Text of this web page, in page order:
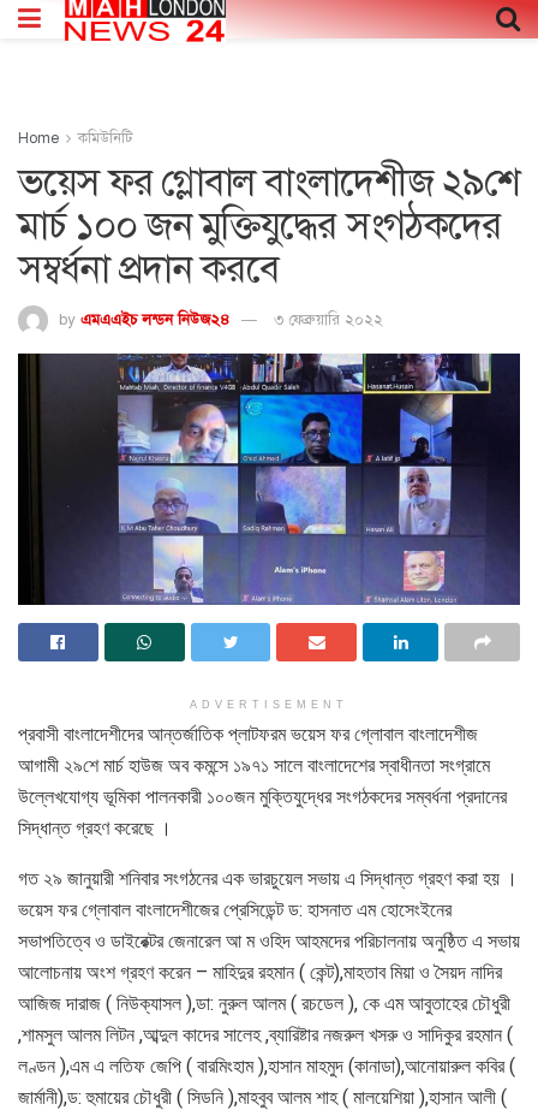
Home কমিউনিটি
ভয়েস ফর গ্লোবাল বাংলাদেশীজ ২৯শে
মার্চ ১০০ জন মুক্তিযুদ্ধের সংগঠকদের
সম্বর্ধনা প্রদান করবে
by এমএএইচ লন্ডন নিউজ২৪ ৩ ফেব্রুয়ারি ২০২২
ADVERTISEMENT
প্রবাসী বাংলাদেশীদের আন্তর্জাতিক প্লাটফরম ভয়েস ফর গ্লোবাল বাংলাদেশীজ
আগামী ২৯শে মার্চ হাউজ অব কমন্সে ১৯৭১ সালে বাংলাদেশের স্বাধীনতা সংগ্রামে
উল্লেখযোগ্য ভূমিকা পালনকারী ১০০জন মুক্তিযুদ্ধের সংগঠকদের সম্বর্ধনা প্রদানের
সিদ্ধান্ত গ্রহণ করেছে ।
গত ২৯ জানুয়ারী শনিবার সংগঠনের এক ভারচুয়েল সভায় এ সিদ্ধান্ত গ্রহণ করা হয় ।
ভয়েস ফর গ্লোবাল বাংলাদেশীজের প্রেসিডেন্ট ড: হাসনাত এম হোসেংইনের
সভাপতিত্বে ও ডাইরেক্টর জেনারেল আ ম ওহিদ আহমদের পরিচালনায় অনুষ্ঠিত এ সভায়
আলোচনায় অংশ গ্রহণ করেন – মাহিদুর রহমান ( কেন্ট),মাহতাব মিয়া ও সৈয়দ নাদির
আজিজ দারাজ ( নিউক্যাসল ),ডা: নুরুল আলম ( রচডেল ), কে এম আবুতাহের চৌধুরী
,শামসুল আলম লিটন ,আব্দুল কাদের সালেহ ,ব্যারিষ্টার নজরুল খসরু ও সাদিকুর রহমান (
লণ্ডন ),এম এ লতিফ জেপি ( বারমিংহাম ),হাসান মাহমুদ (কানাডা),আনোয়ারুল কবির (
জার্মানী),ড: হুমায়ের চৌধুরী ( সিডনি ),মাহবুব আলম শাহ ( মালয়েশিয়া ),হাসান আলী (